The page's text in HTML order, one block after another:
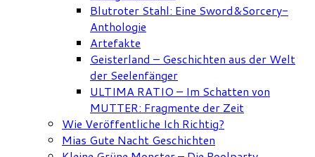
Blutroter Stahl: Eine Sword&Sorcery-
Anthologie
Artefakte
Geisterland – Geschichten aus der Welt
der Seelenfänger
ULTIMA RATIO – Im Schatten von
MUTTER: Fragmente der Zeit
Wie Veröffentliche Ich Richtig?
Mias Gute Nacht Geschichten